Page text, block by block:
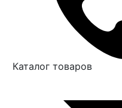
Каталог товаров